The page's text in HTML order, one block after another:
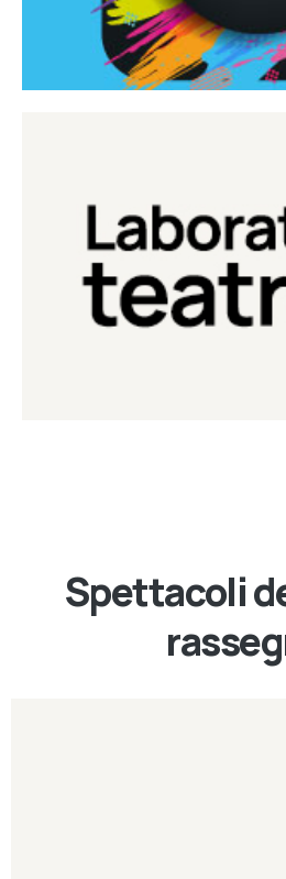
Laboratorio
Laboratorio di teatro del
Continua
Spettacoli